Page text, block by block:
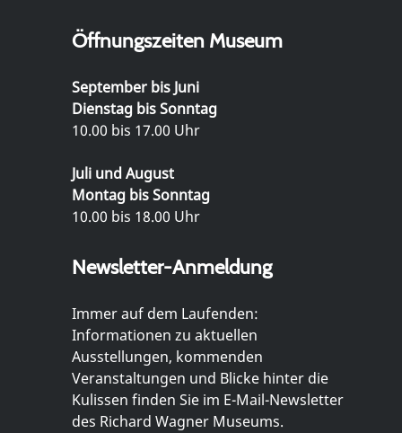
Öffnungszeiten Museum
September bis Juni
Dienstag bis Sonntag
10.00 bis 17.00 Uhr
Juli und August
Montag bis Sonntag
10.00 bis 18.00 Uhr
Newsletter-Anmeldung
Immer auf dem Laufenden:
Informationen zu aktuellen
Ausstellungen, kommenden
Veranstaltungen und Blicke hinter die
Kulissen finden Sie im E-Mail-Newsletter
des Richard Wagner Museums.